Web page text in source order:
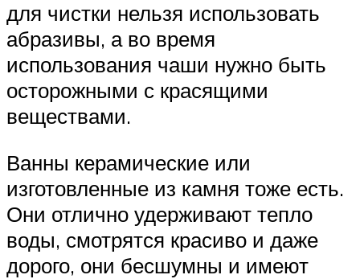
для чистки нельзя использовать
абразивы, а во время
использования чаши нужно быть
осторожными с красящими
веществами.
Ванны керамические или
изготовленные из камня тоже есть.
Они отлично удерживают тепло
воды, смотрятся красиво и даже
дорого, они бесшумны и имеют